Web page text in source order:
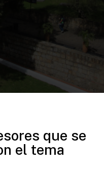
que se
el tema